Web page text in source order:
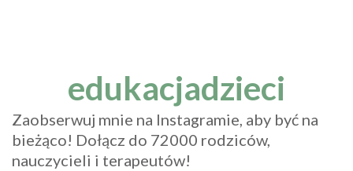
edukacjadzieci
Zaobserwuj mnie na Instagramie, aby być na
bieżąco! Dołącz do 72000 rodziców,
nauczycieli i terapeutów!